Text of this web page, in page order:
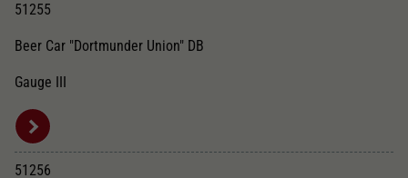
51255
Beer Car "Dortmunder Union" DB
Gauge III
51256